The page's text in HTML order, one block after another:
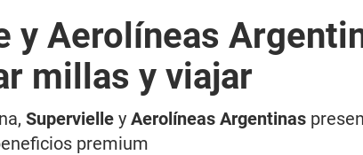
y Aerolíneas
millas y viajar
Supervielle y Aerolíneas Argentinas
premium